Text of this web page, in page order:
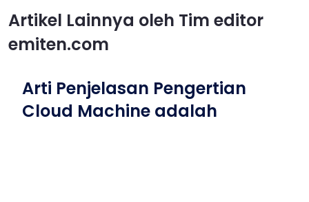
Artikel Lainnya oleh Tim editor
emiten.com
Arti Penjelasan Pengertian
Cloud Machine adalah